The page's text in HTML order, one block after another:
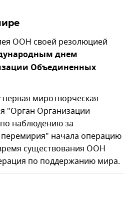
ООН своей резолюцией
днем
Объединенных
первая миротворческая
"Орган Организации
наблюдению за
начала операцию
существования ООН
по поддержанию мира.